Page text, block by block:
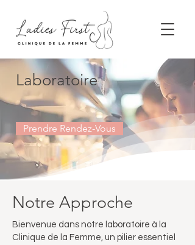
Laboratoire
Prendre Rendez-Vous
Notre Approche
Bienvenue dans notre laboratoire à la
Clinique de la Femme, un pilier essentiel